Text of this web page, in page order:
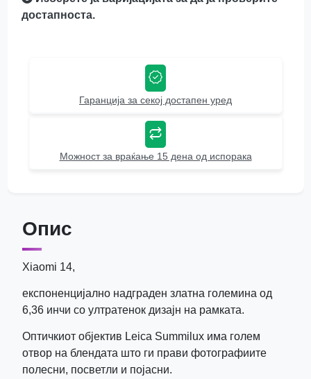
достапноста.
Гаранција за секој достапен уред
Можност за враќање 15 дена од испорака
Опис
Xiaomi 14,
експоненцијално надграден златна големина од
6,36 инчи со ултратенок дизајн на рамката.
Оптичкиот објектив Leica Summilux има голем
отвор на блендата што ги прави фотографиите
полесни, посветли и појасни.